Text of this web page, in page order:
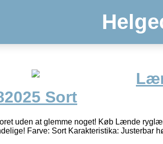
Sort
uden at glemme noget! Køb Lænde
Farve: Sort Karakteristika: Justerbar